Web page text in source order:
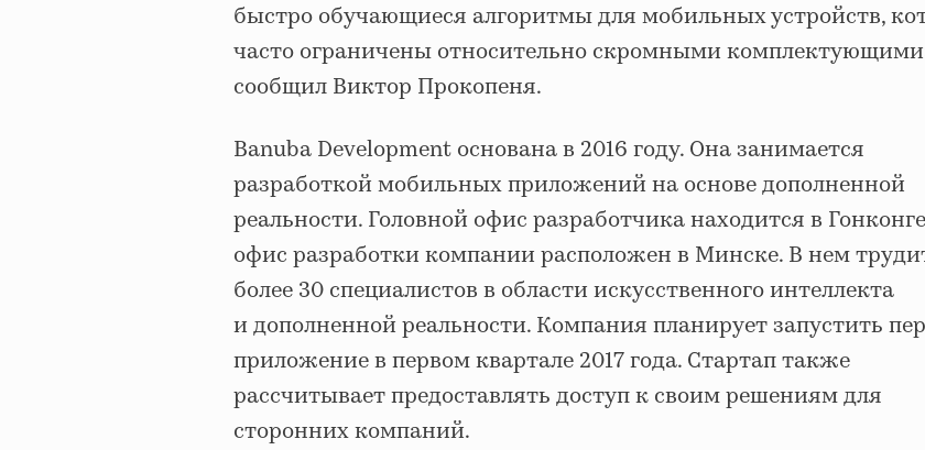
быстро обучающиеся алгоритмы для мобильных устройств,
часто ограничены относительно скромными
сообщил Виктор Прокопеня.
Banuba Development основана в 2016 году. Она занимается
разработкой мобильных приложений на основе дополненной
реальности. Головной офис разработчика находится в
офис разработки компании расположен в Минске. В нем
более 30 специалистов в области искусственного интеллекта
и дополненной реальности. Компания планирует запустить
приложение в первом квартале 2017 года. Стартап также
рассчитывает предоставлять доступ к своим решениям для
сторонних компаний.